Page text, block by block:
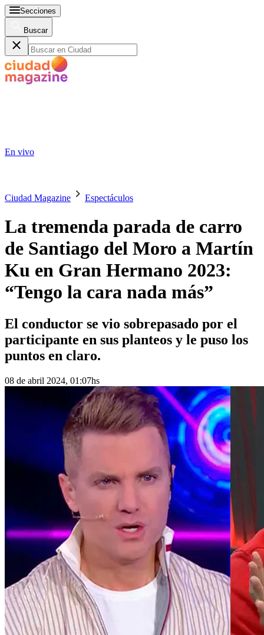
Secciones
Buscar
En vivo
Ciudad Magazine Espectáculos
La tremenda parada de carro
de Santiago del Moro a Martín
Ku en Gran Hermano 2023:
“Tengo la cara nada más”
El conductor se vio sobrepasado por el
participante en sus planteos y le puso los
puntos en claro.
08 de abril 2024, 01:07hs